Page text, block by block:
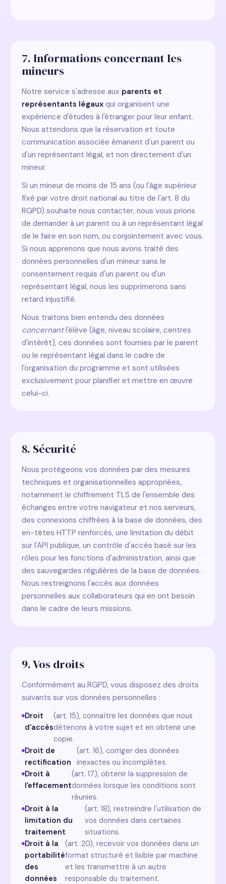
7. Informations concernant les
mineurs
Notre service s'adresse aux parents et
représentants légaux qui organisent une
expérience d'études à l'étranger pour leur enfant.
Nous attendons que la réservation et toute
communication associée émanent d'un parent ou
d'un représentant légal, et non directement d'un
mineur.
Si un mineur de moins de 15 ans (ou l'âge supérieur
fixé par votre droit national au titre de l'art. 8 du
RGPD) souhaite nous contacter, nous vous prions
de demander à un parent ou à un représentant légal
de le faire en son nom, ou conjointement avec vous.
Si nous apprenons que nous avons traité des
données personnelles d'un mineur sans le
consentement requis d'un parent ou d'un
représentant légal, nous les supprimerons sans
retard injustifié.
Nous traitons bien entendu des données
concernantl'élève (âge, niveau scolaire, centres
d'intérêt), ces données sont fournies par le parent
ou le représentant légal dans le cadre de
l'organisation du programme et sont utilisées
exclusivement pour planifier et mettre en œuvre
celui-ci.
8. Sécurité
Nous protégeons vos données par des mesures
techniques et organisationnelles appropriées,
notamment le chiffrement TLS de l'ensemble des
échanges entre votre navigateur et nos serveurs,
des connexions chiffrées à la base de données, des
en-têtes HTTP renforcés, une limitation du débit
sur l'API publique, un contrôle d'accès basé sur les
rôles pour les fonctions d'administration, ainsi que
des sauvegardes régulières de la base de données.
Nous restreignons l'accès aux données
personnelles aux collaborateurs qui en ont besoin
dans le cadre de leurs missions.
9. Vos droits
Conformément au RGPD, vous disposez des droits
suivants sur vos données personnelles :
Droit
d'accès
(art. 15), connaître les données que nous
détenons à votre sujet et en obtenir une
copie.
Droit de
rectification
(art. 16), corriger des données
inexactes ou incomplètes.
Droit à
l'effacement
(art. 17), obtenir la suppression de
données lorsque les conditions sont
réunies.
Droit à la
limitation du
traitement
(art. 18), restreindre l'utilisation de
vos données dans certaines
situations.
Droit à la
portabilité
des
données
(art. 20), recevoir vos données dans un
format structuré et lisible par machine
et les transmettre à un autre
responsable du traitement.